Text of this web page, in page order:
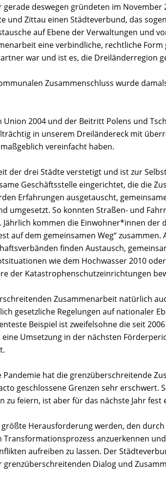
deswegen gründeten im November
und Zittau einen Städteverbund, das
auf Ebene der Verwaltungen und
eine verbindliche, rechtliche
war und ist es, die Dreiländerregion
Zusammenschluss wurde
2004 und der Beitritt Polens und
in unserem Dreiländereck mit
vereinfacht haben.
der drei Städte verstetigt und ist zur
Geschäftsstelle eingerichtet, die die
Erfahrungen ausgetauscht,
umgesetzt. So konnten Straßen- und
kommen die Einwohner*innen der
auf dem gemeinsamen Weg“
finden Austausch,
wie dem Hochwasser 2010
der Katastrophenschutzeinrichtungen
Zusammenarbeit natürlich
gesetzliche Regelungen auf nationaler
Beispiel ist zweifelsohne die seit
Umsetzung in der nächsten
hat die grenzüberschreitende
geschlossene Grenzen sehr erschwert.
zu feiern, ist aber für das nächste Jahr fest
Herausforderung werden, den
anzuerkennen
aufreiben zu lassen. Der
Dialog und